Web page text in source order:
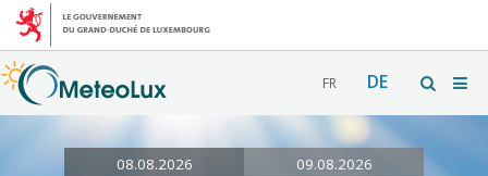
FR DE
08.08.2026 09.08.2026